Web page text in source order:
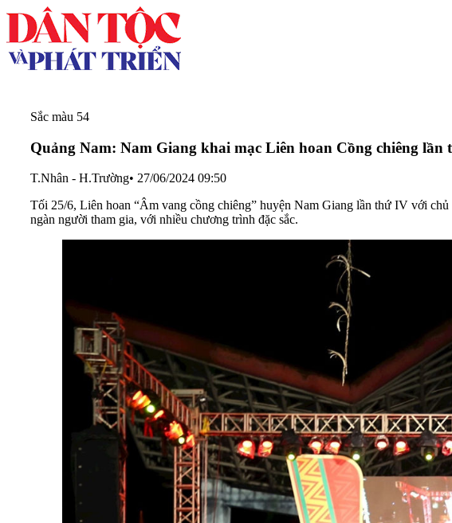
Sắc màu 54
Quảng Nam: Nam Giang khai mạc Liên hoan Cồng chiêng lần
T.Nhân - H.Trường• 27/06/2024 09:50
Tối 25/6, Liên hoan “Âm vang cồng chiêng” huyện Nam Giang lần thứ IV với
ngàn người tham gia, với nhiều chương trình đặc sắc.